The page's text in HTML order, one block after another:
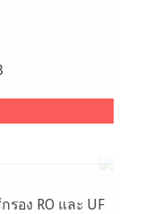
อง RO และ UF